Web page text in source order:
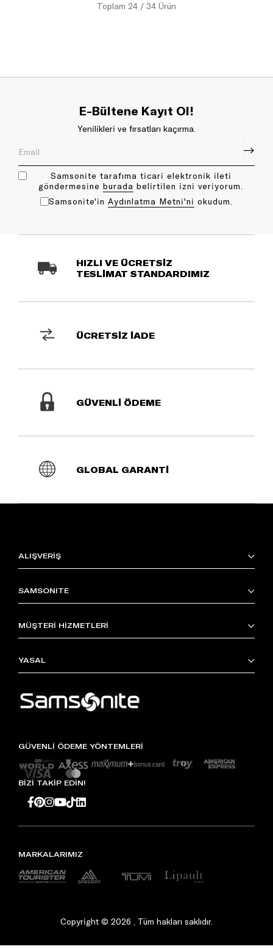
Toplam 24 / 34 Ürün
E-Bültene Kayıt Ol!
Yenilikleri ve fırsatları kaçırma.
Samsonite tarafıma ticari elektronik ileti
göndermesine bu rada belirtilen izni veriyorum.
Samsonite'in Aydınlatma Metni'ni okudum.
HIZLI VE ÜCRETSİZ
TESLİMAT STANDARDIMIZ
ÜCRETSİZ İADE
GÜVENLİ ÖDEME
GLOBAL GARANTİ
ALIŞVERİŞ
SAMSONITE
MÜŞTERİ HİZMETLERİ
YASAL
GÜVENLİ ÖDEME YÖNTEMLERİ
BİZİ TAKİP EDİN!
MARKALARIMIZ
Copyright © 2026 , Tüm hakları saklıdır.